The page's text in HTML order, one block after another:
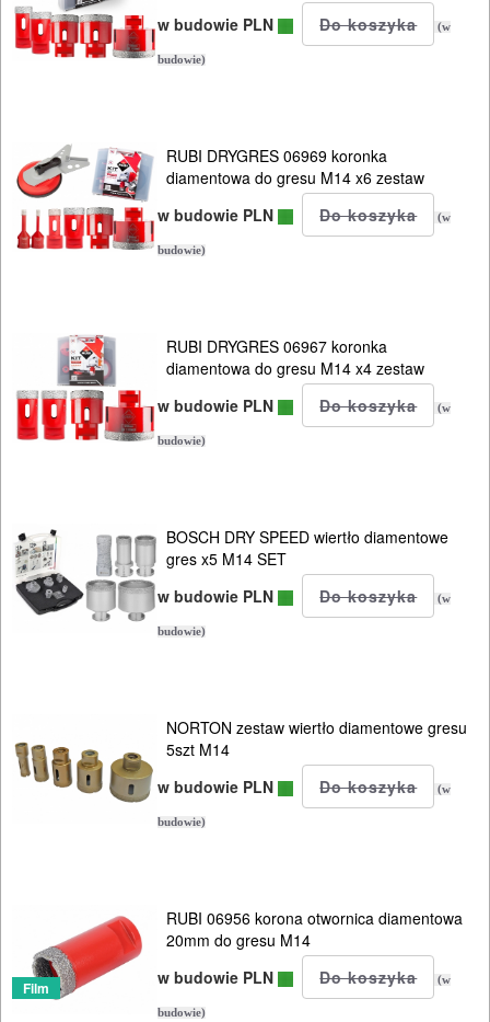
ELEKTRONARZĘDZIA
SIECIOWE
ELEKTRONARZĘDZIA
I
AKCESORIA
TRANSPORTOWANIE
w budowie PLN
(w
budowie)
RUBI DRYGRES 06969 koronka
diamentowa do gresu M14 x6 zestaw
w budowie PLN
(w
budowie)
RUBI DRYGRES 06967 koronka
diamentowa do gresu M14 x4 zestaw
w budowie PLN
(w
budowie)
BOSCH DRY SPEED wiertło diamentowe
gres x5 M14 SET
w budowie PLN
(w
budowie)
NORTON zestaw wiertło diamentowe gresu
5szt M14
w budowie PLN
(w
budowie)
Film
RUBI 06956 korona otwornica diamentowa
20mm do gresu M14
w budowie PLN
(w
budowie)